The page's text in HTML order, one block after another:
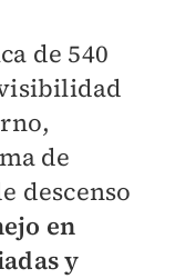
de 540
de
descenso
en
y